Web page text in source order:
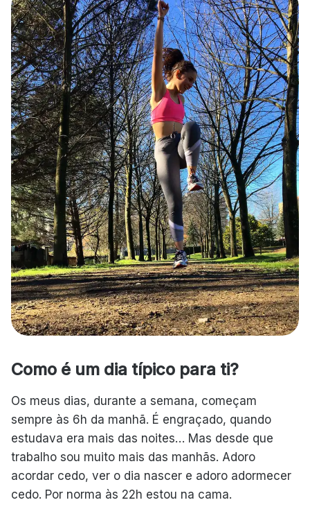
Como é um dia típico para ti?
Os meus dias, durante a semana, começam
sempre às 6h da manhã. É engraçado, quando
estudava era mais das noites… Mas desde que
trabalho sou muito mais das manhãs. Adoro
acordar cedo, ver o dia nascer e adoro adormecer
cedo. Por norma às 22h estou na cama.